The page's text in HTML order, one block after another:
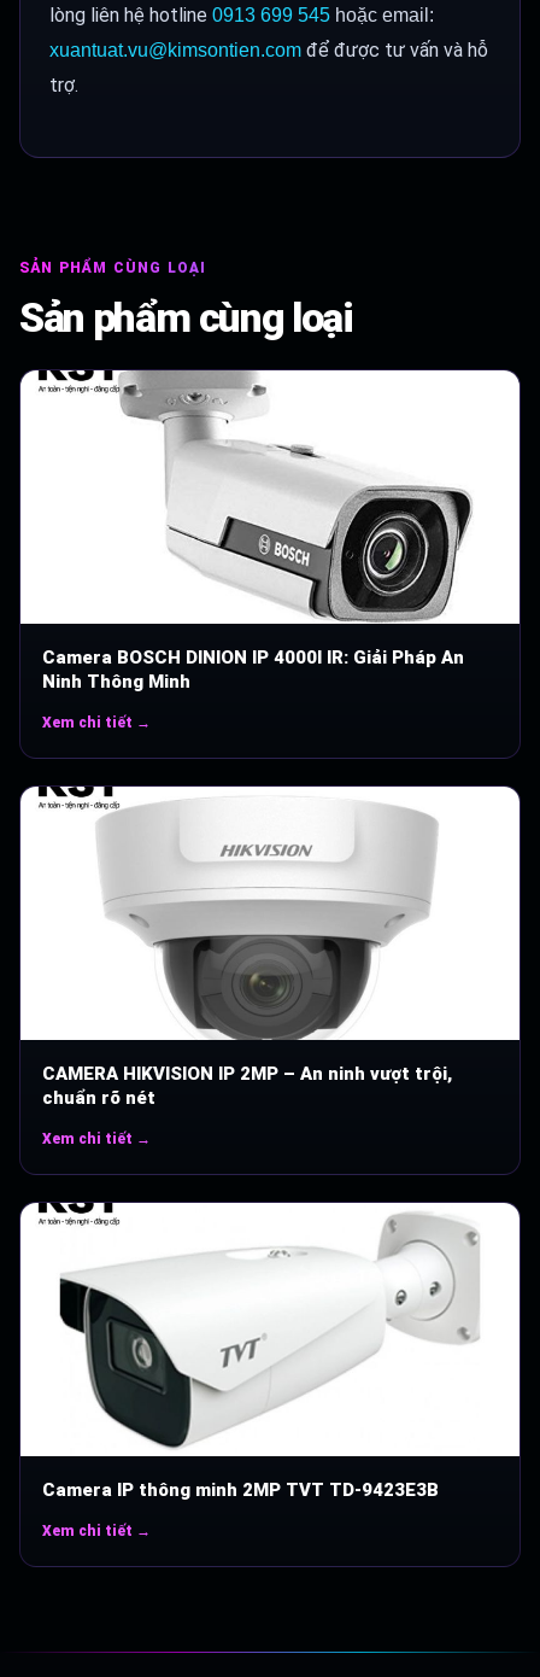
lòng liên hệ hotline 0913 699 545 hoặc email:
xuantuat.vu@kimsontien.com để được tư vấn và hỗ
trợ.
SẢN PHẨM CÙNG LOẠI
Sản phẩm cùng loại
Camera BOSCH DINION IP 4000I IR: Giải Pháp An
Ninh Thông Minh
Xem chi tiết →
CAMERA HIKVISION IP 2MP – An ninh vượt trội,
chuẩn rõ nét
Xem chi tiết →
Camera IP thông minh 2MP TVT TD-9423E3B
Xem chi tiết →